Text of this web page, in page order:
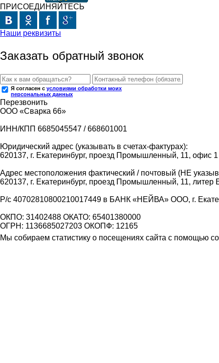
ПРИСОЕДИНЯЙТЕСЬ
Наши реквизиты
Заказать обратный звонок
Я согласен с условиями обработки моих
персональных данных
Перезвонить
ООО «Сварка 66»
ИНН/КПП 6685045547 / 668601001
Юридический адрес (указывать в счетах-фактурах):
620137, г. Екатеринбург, проезд Промышленный, 11, офис 1
Адрес местоположения фактический / почтовый (НЕ
620137, г. Екатеринбург, проезд Промышленный, 11, литер
Р/с 40702810800210017449 в БАНК «НЕЙВА» ООО, г.
ОКПО: 31402488 ОКАТО: 65401380000
ОГРН: 1136685027203 ОКОПФ: 12165
Мы собираем статистику о посещениях сайта с помощью